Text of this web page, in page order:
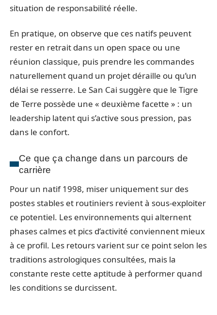
situation de responsabilité réelle.
En pratique, on observe que ces natifs peuvent
rester en retrait dans un open space ou une
réunion classique, puis prendre les commandes
naturellement quand un projet déraille ou qu’un
délai se resserre. Le San Cai suggère que le Tigre
de Terre possède une « deuxième facette » : un
leadership latent qui s’active sous pression, pas
dans le confort.
Ce que ça change dans un parcours de
carrière
Pour un natif 1998, miser uniquement sur des
postes stables et routiniers revient à sous-exploiter
ce potentiel. Les environnements qui alternent
phases calmes et pics d’activité conviennent mieux
à ce profil. Les retours varient sur ce point selon les
traditions astrologiques consultées, mais la
constante reste cette aptitude à performer quand
les conditions se durcissent.